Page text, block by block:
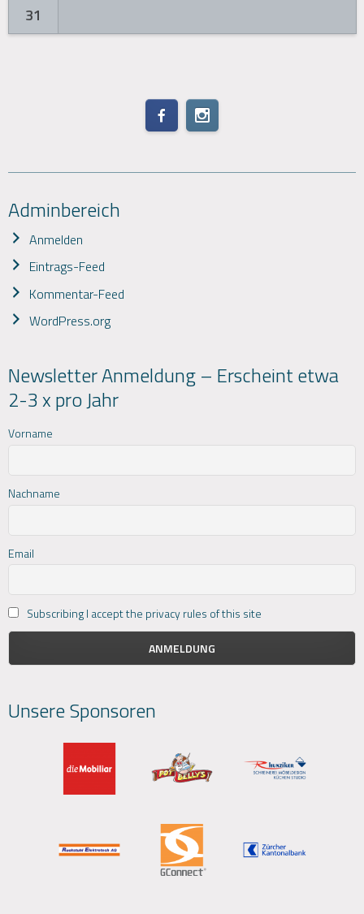
31
Adminbereich
Anmelden
Eintrags-Feed
Kommentar-Feed
WordPress.org
Newsletter Anmeldung – Erscheint etwa
2-3 x pro Jahr
Vorname
Nachname
Email
Subscribing I accept the privacy rules of this site
Unsere Sponsoren